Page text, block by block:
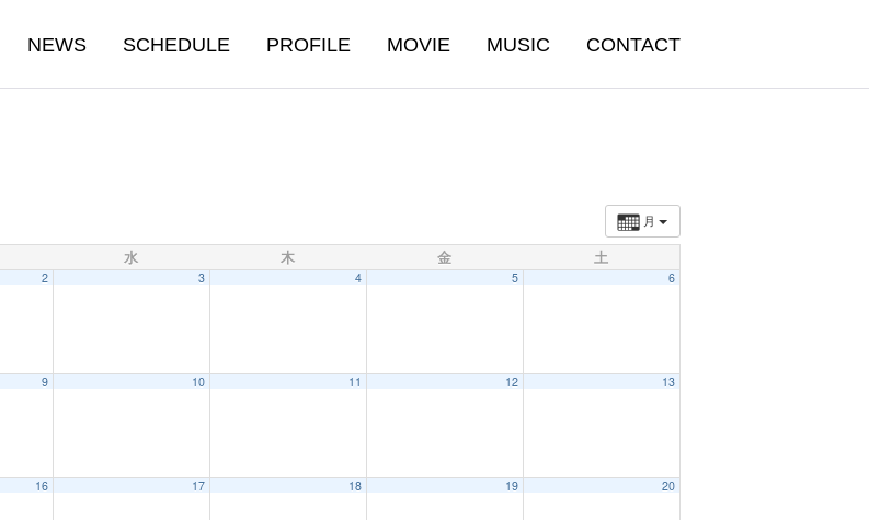
NEWS SCHEDULE PROFILE MOVIE MUSIC CONTACT
月
水 木 金 土
2 3 4 5 6
9 10 11 12 13
16 17 18 19 20